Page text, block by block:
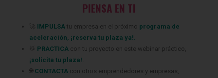
PIENSA EN TI
‍🚀 IMPULSA tu empresa en el próximo programa de
aceleración, ¡reserva tu plaza ya!.
PRACTICA con tu proyecto en este webinar práctico,
¡solicita tu plaza!.
🌐 CONTACTA con otros emprendedores y empresas,